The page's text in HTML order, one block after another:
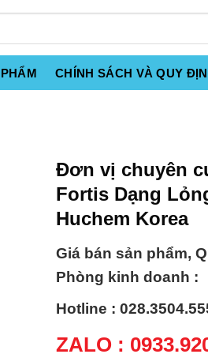
CHÍNH SÁCH VÀ QUY
Đơn vị chuyên
Fortis Dạng
Huchem Korea
Giá bán sản phẩm,
Phòng kinh doanh :
Hotline :
ZALO :